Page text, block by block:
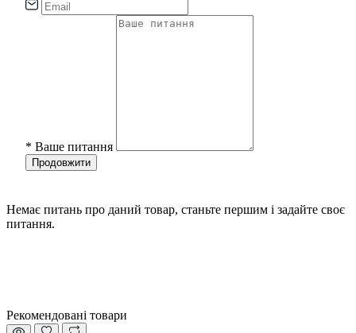
* Ваше питання
Продовжити
Немає питань про даний товар, станьте першим і задайте своє
питання.
Рекомендовані товари